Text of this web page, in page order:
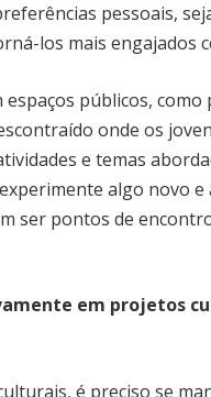
pessoais,
los mais engajados
públicos,
onde os
e temas
algo novo
ser pontos de
em projetos
é preciso se